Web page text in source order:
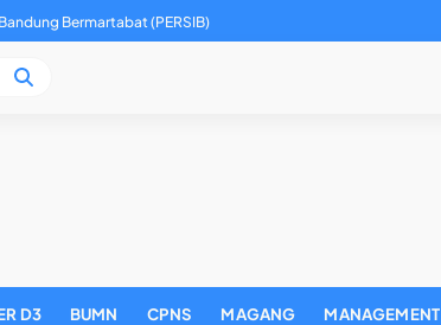
Bermartabat (PERSIB)
Kantor Wilayah 02
D3 BUMN CPNS MAGANG